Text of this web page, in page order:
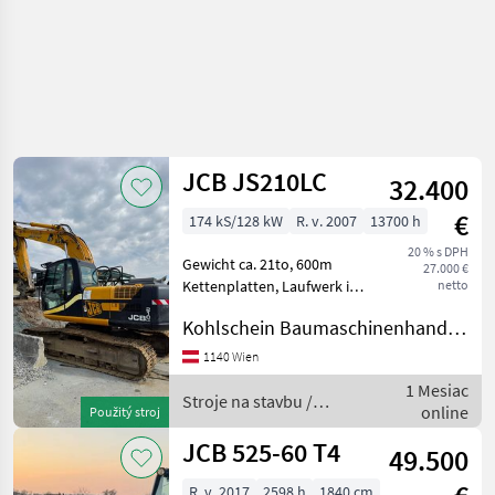
Použitý stroj
JCB JS210LC
32.400
€
20 % s DPH
27.000 €
netto
174 kS/128 kW R. v. 2007 13700 h
Gewicht ca. 21to, 600m
Kettenplatten, Laufwerk in
hydraulischer
Schnellwechsler BMT SW2,
1 Tieflöffel, 1 hydraulischer
Böschungslöffel Stroje n
Kohlschein Baumaschinenhandel GmbH
1140 Wien
Stroje na stavbu /
JCB
1 Mesiac
online
JCB 525-60 T4
49.500